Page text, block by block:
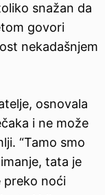
snažan da
govori
nekadašnjem
osnovala
i ne može
“Tamo smo
tata je
preko noći